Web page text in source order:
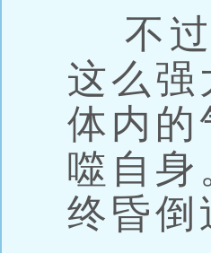
不过
这么
体内的
噬自
终昏倒